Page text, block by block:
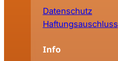
Datenschutz
Haftungsauschluss
Info